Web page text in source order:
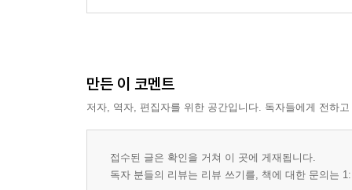
만든 이 코멘트
저자, 역자, 편집자를 위한 공간입니다. 독자들에게 전하
접수된 글은 확인을 거쳐 이 곳에 게재됩니다.
독자 분들의 리뷰는 리뷰 쓰기를, 책에 대한 문의는